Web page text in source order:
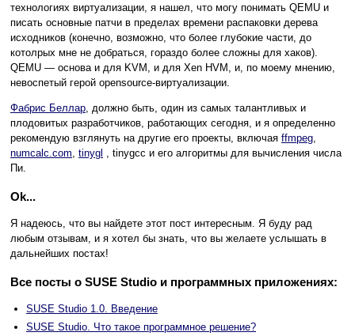
технологиях виртуализации, я нашел, что могу понимать QEMU и
писать основные патчи в пределах времени распаковки дерева
исходников (конечно, возможно, что более глубокие части, до
котолрых мне не добраться, гораздо более сложны для хаков).
QEMU — основа и для KVM, и для Xen HVM, и, по моему мнению,
невоспетый герой opensource-виртуализации.
Фабрис Беллар , должно быть, один из самых талантливых и
плодовитых разработчиков, работающих сегодня, и я определенно
рекомендую взглянуть на другие его проекты, включая ffmpeg
numcalc.com tinygl , tinygcc и его алгоритмы для вычисления числа
Пи.
Ok...
Я надеюсь, что вы найдете этот пост интересным. Я буду рад
любым отзывам, и я хотел бы знать, что вы желаете услышать в
дальнейших постах!
Все посты о SUSE Studio и программных приложениях:
SUSE Studio 1.0. Введение
SUSE Studio. Что такое программное решение?